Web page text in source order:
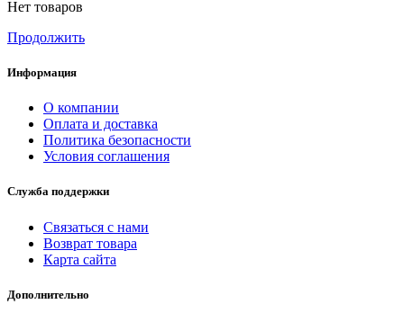
Нет товаров
Продолжить
Информация
О компании
Оплата и доставка
Политика безопасности
Условия соглашения
Служба поддержки
Связаться с нами
Возврат товара
Карта сайта
Дополнительно